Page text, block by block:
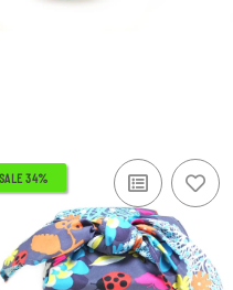
SALE 34%
0,05 €*
Preis:0,39 €